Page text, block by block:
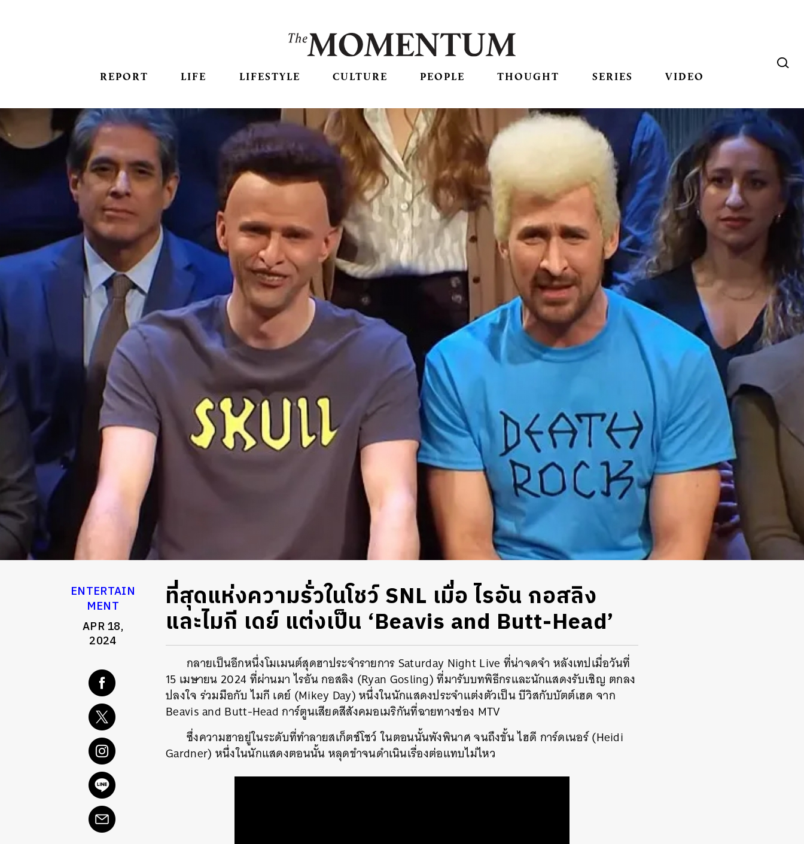
REPORT LIFE LIFESTYLE CULTURE PEOPLE THOUGHT SERIES VIDEO
ENTERTAIN
MENT
APR 18,
2024
ที่สุดแห่งความรั่วในโชว์ SNL เมื่อ ไรอัน กอสลิง
และไมกี เดย์ แต่งเป็น ‘Beavis and Butt-Head’
กลายเป็นอีกหนึ่งโมเมนต์สุดฮาประจำรายการ Saturday Night Live ที่น่าจดจำ หลังเทปเมื่อวันที่
15 เมษายน 2024 ที่ผ่านมา ไรอัน กอสลิง (Ryan Gosling) ที่มารับบทพิธีกรและนักแสดงรับเชิญ ตกลง
ปลงใจ ร่วมมือกับ ไมกี เดย์ (Mikey Day) หนึ่งในนักแสดงประจำแต่งตัวเป็น บีวิสกับบัตต์เฮด จาก
Beavis and Butt-Head การ์ตูนเสียดสีสังคมอเมริกันที่ฉายทางช่อง MTV
ซึ่งความฮาอยู่ในระดับที่ทำลายสเก็ตช์โชว์ ในตอนนั้นพังพินาศ จนถึงขั้น ไฮดี การ์ดเนอร์ (Heidi
Gardner) หนึ่งในนักแสดงตอนนั้น หลุดขำจนดำเนินเรื่องต่อแทบไม่ไหว